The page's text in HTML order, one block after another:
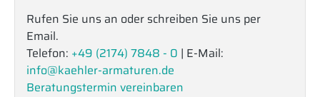
Rufen Sie uns an oder schreiben Sie uns per
Email.
Telefon: +49 (2174) 7848 - 0 | E-Mail:
info@kaehler-armaturen.de
Beratungstermin vereinbaren